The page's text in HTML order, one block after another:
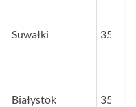
Suwałki 35,5
Białystok 35,3